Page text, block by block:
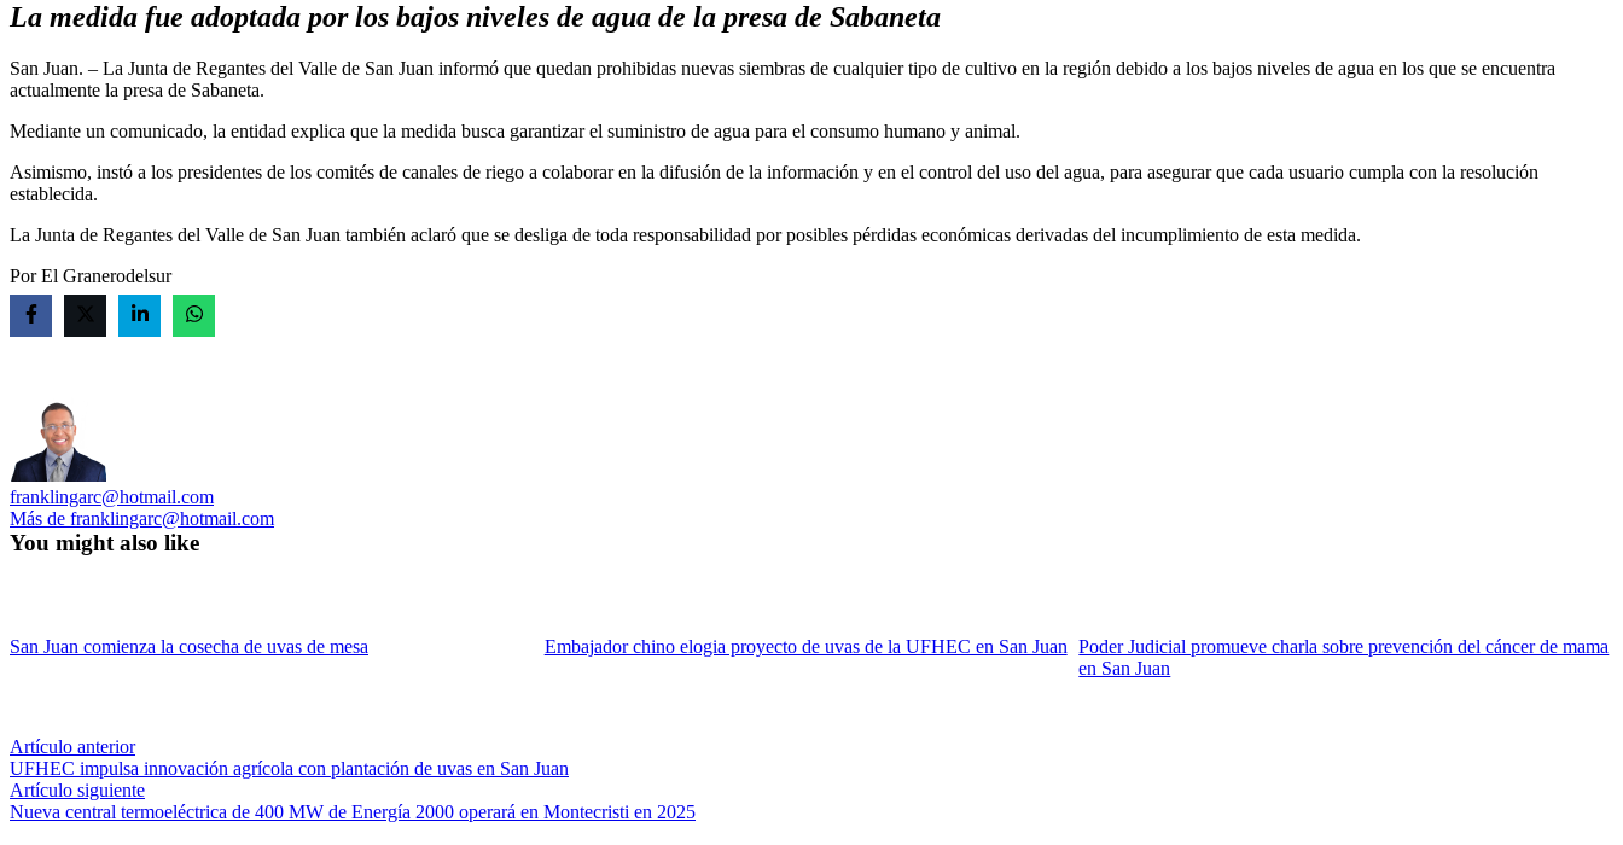
La medida fue adoptada por los bajos niveles de agua de la presa de Sabaneta
San Juan. – La Junta de Regantes del Valle de San Juan informó que quedan prohibidas nuevas siembras de cualquier tipo de cultivo en la región debido a los bajos niveles de agua en los que se encuentra
actualmente la presa de Sabaneta.
Mediante un comunicado, la entidad explica que la medida busca garantizar el suministro de agua para el consumo humano y animal.
Asimismo, instó a los presidentes de los comités de canales de riego a colaborar en la difusión de la información y en el control del uso del agua, para asegurar que cada usuario cumpla con la resolución
establecida.
La Junta de Regantes del Valle de San Juan también aclaró que se desliga de toda responsabilidad por posibles pérdidas económicas derivadas del incumplimiento de esta medida.
Por El Granerodelsur
franklingarc@hotmail.com
Más de franklingarc@hotmail.com
You might also like
San Juan comienza la cosecha de uvas de mesa Embajador chino elogia proyecto de uvas de la UFHEC en San Juan
Poder Judicial promueve charla sobre prevención del cáncer de mama
en San Juan
Navegación
de
entradas
Artículo anteriorArtículo
anterior:
UFHEC impulsa innovación agrícola con plantación de uvas en San Juan
Artículo siguienteArtículo
siguiente:
Nueva central termoeléctrica de 400 MW de Energía 2000 operará en Montecristi en 2025